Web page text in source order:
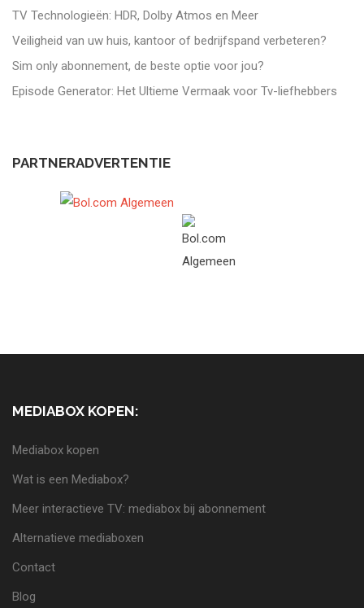
TV Technologieën: HDR, Dolby Atmos en Meer
Veiligheid van uw huis, kantoor of bedrijfspand verbeteren?
Sim only abonnement, de beste optie voor jou?
Episode Generator: Het Ultieme Vermaak voor Tv-liefhebbers
PARTNERADVERTENTIE
MEDIABOX KOPEN:
Mediabox kopen
Wat is een Mediabox?
Meer interactieve TV: mediabox bij abonnement
Alternatieve mediaboxen
Contact
Blog